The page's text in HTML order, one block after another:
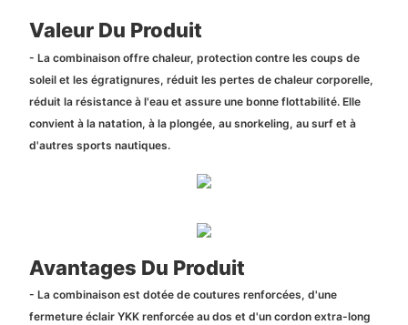
Valeur Du Produit
- La combinaison offre chaleur, protection contre les coups de
soleil et les égratignures, réduit les pertes de chaleur corporelle,
réduit la résistance à l'eau et assure une bonne flottabilité. Elle
convient à la natation, à la plongée, au snorkeling, au surf et à
d'autres sports nautiques.
Avantages Du Produit
- La combinaison est dotée de coutures renforcées, d'une
fermeture éclair YKK renforcée au dos et d'un cordon extra-long